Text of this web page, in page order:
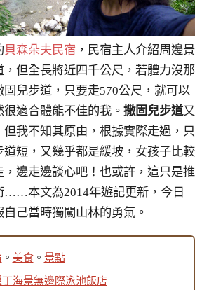
貝森朵夫民宿 ，民宿主人介紹周邊景
但全長將近四千公尺，若體力沒那
兒步道，只要走570公尺，就可以
適合體能不佳的我。 撒固兒步道又
我不知其原由，根據實際走過，只
道短，又幾乎都是緩坡，女孩子比較
，邊走邊談心吧！也或許，這只是推
……本文為2014年遊記更新，今日
己當時獨闖山林的勇氣。
。 美食。 景點
丁海景無邊際泳池飯店